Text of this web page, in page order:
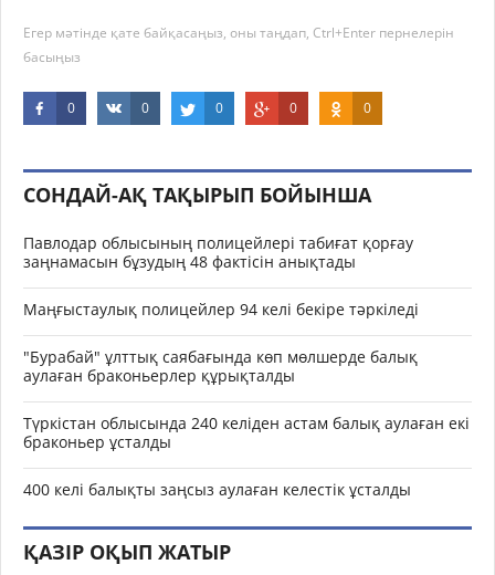
Егер мәтінде қате байқасаңыз, оны таңдап, Ctrl+Enter пернелерін
басыңыз
0 0 0 0 0
СОНДАЙ-АҚ ТАҚЫРЫП БОЙЫНША
Павлодар облысының полицейлері табиғат қорғау
заңнамасын бұзудың 48 фактісін анықтады
Маңғыстаулық полицейлер 94 келі бекіре тәркіледі
"Бурабай" ұлттық саябағында көп мөлшерде балық
аулаған браконьерлер құрықталды
Түркістан облысында 240 келіден астам балық аулаған екі
браконьер ұсталды
400 келі балықты заңсыз аулаған келестік ұсталды
ҚАЗІР ОҚЫП ЖАТЫР